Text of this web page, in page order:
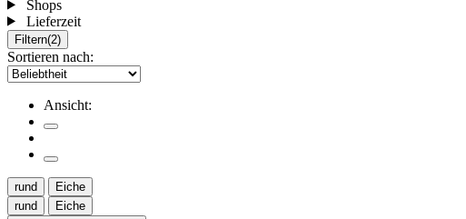
Shops
Lieferzeit
Filtern(2)
Sortieren nach:
Ansicht:
rund
Eiche
rund
Eiche